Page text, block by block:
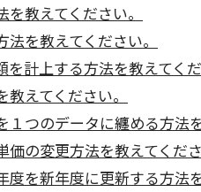
教えてください。
を教えてください。
計上する方法を教えてくだ
えてください。
つのデータに纏める方法
の変更方法を教えてくださ
を新年度に更新する方法